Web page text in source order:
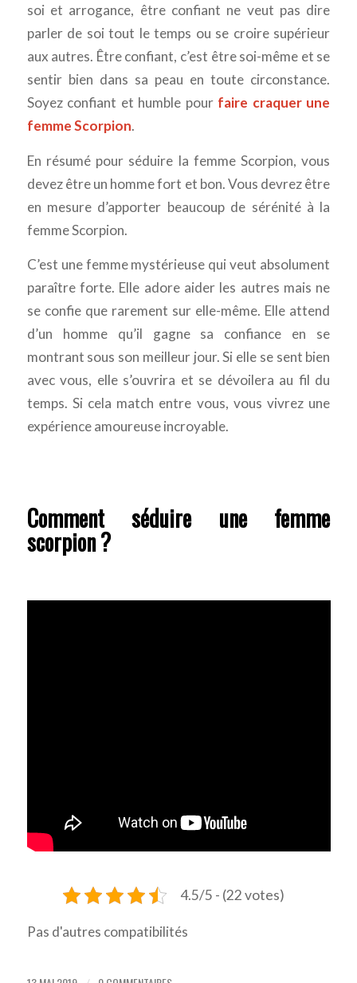
soi et arrogance, être confiant ne veut pas dire
parler de soi tout le temps ou se croire supérieur
aux autres. Être confiant, c’est être soi-même et se
sentir bien dans sa peau en toute circonstance.
Soyez confiant et humble pour faire craquer une
femme Scorpion.
En résumé pour séduire la femme Scorpion, vous
devez être un homme fort et bon. Vous devrez être
en mesure d’apporter beaucoup de sérénité à la
femme Scorpion.
C’est une femme mystérieuse qui veut absolument
paraître forte. Elle adore aider les autres mais ne
se confie que rarement sur elle-même. Elle attend
d’un homme qu’il gagne sa confiance en se
montrant sous son meilleur jour. Si elle se sent bien
avec vous, elle s’ouvrira et se dévoilera au fil du
temps. Si cela match entre vous, vous vivrez une
expérience amoureuse incroyable.
Comment séduire une femme
scorpion ?
4.5/5 - (22 votes)
Pas d'autres compatibilités